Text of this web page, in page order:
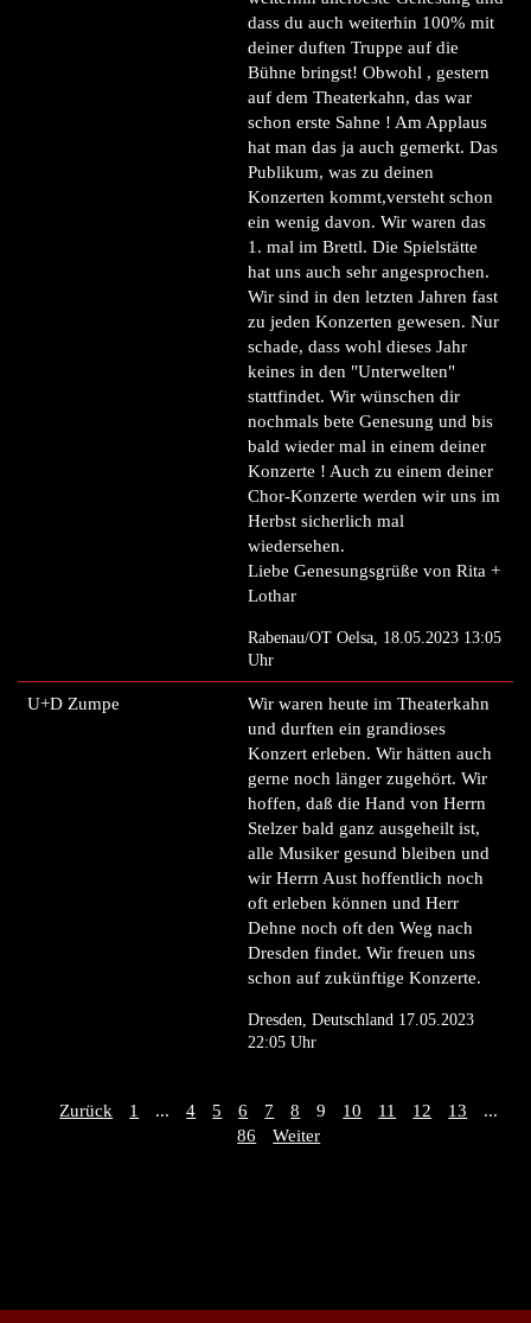
dass du auch weiterhin 100% mit
deiner duften Truppe auf die
Bühne bringst! Obwohl , gestern
auf dem Theaterkahn, das war
schon erste Sahne ! Am Applaus
hat man das ja auch gemerkt. Das
Publikum, was zu deinen
Konzerten kommt,versteht schon
ein wenig davon. Wir waren das
1. mal im Brettl. Die Spielstätte
hat uns auch sehr angesprochen.
Wir sind in den letzten Jahren fast
zu jeden Konzerten gewesen. Nur
schade, dass wohl dieses Jahr
keines in den "Unterwelten"
stattfindet. Wir wünschen dir
nochmals bete Genesung und bis
bald wieder mal in einem deiner
Konzerte ! Auch zu einem deiner
Chor-Konzerte werden wir uns im
Herbst sicherlich mal
wiedersehen.
Liebe Genesungsgrüße von Rita +
Lothar
Rabenau/OT Oelsa, 18.05.2023 13:05
Uhr
U+D Zumpe
Wir waren heute im Theaterkahn
und durften ein grandioses
Konzert erleben. Wir hätten auch
gerne noch länger zugehört. Wir
hoffen, daß die Hand von Herrn
Stelzer bald ganz ausgeheilt ist,
alle Musiker gesund bleiben und
wir Herrn Aust hoffentlich noch
oft erleben können und Herr
Dehne noch oft den Weg nach
Dresden findet. Wir freuen uns
schon auf zukünftige Konzerte.
Dresden, Deutschland 17.05.2023
22:05 Uhr
Zurück 1 ... 4 5 6 7 8 9 10 11 12 13
...
86
Weiter